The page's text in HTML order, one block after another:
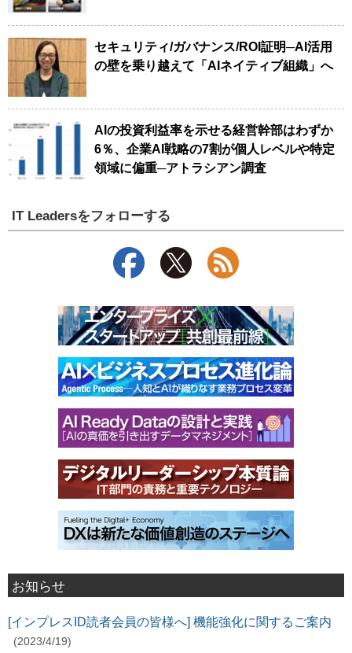
セキュリティ/ガバナンス/ROI証明─AI活用
の壁を乗り越えて「AIネイティブ組織」へ
AIの投資利益率を示せる経営幹部はわずか
6％、企業AI戦略の7割が個人レベルや特定
領域に偏重─アトラシアン調査
IT Leadersをフォローする
お知らせ
[インプレスID読者会員の皆様へ] 機能強化に関するご案内
(2023/4/19)